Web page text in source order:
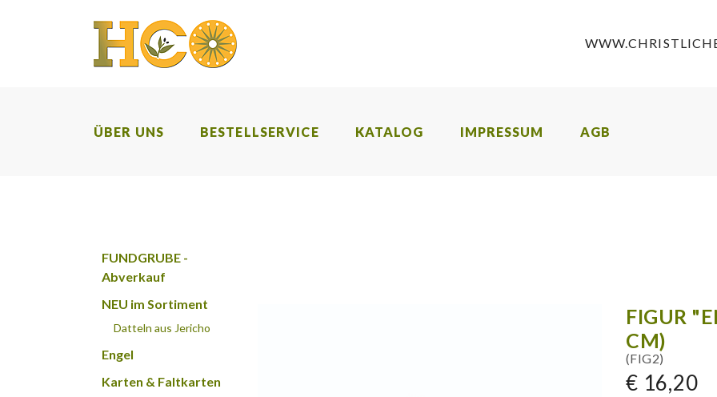
ÜBER UNS BESTELLSERVICE KATALOG IMPRESSUM AGB
FUNDGRUBE -
Abverkauf
NEU im Sortiment
Datteln aus Jericho
Engel
Karten & Faltkarten
FIGUR
M)
(FIG2)
€ 16,20